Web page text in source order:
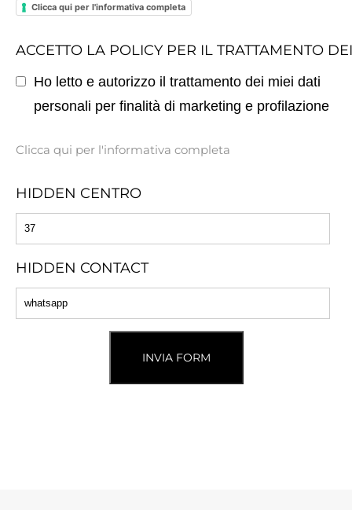
Clicca qui per l'informativa completa
ACCETTO LA POLICY PER IL TRATTAMENTO
Ho letto e autorizzo il trattamento dei miei dati
personali per finalità di marketing e profilazione
Clicca qui per l'informativa completa
HIDDEN CENTRO
HIDDEN CONTACT
INVIA FORM